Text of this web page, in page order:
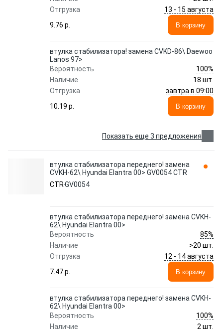
Отгрузка
13 - 15 августа
9.76 p.
В корзину
втулка стабилизатора! замена CVKD-86\ Daewoo
Lanos 97>
Вероятность
100%
Наличие
18 шт.
Отгрузка
завтра в 09:00
10.19 p.
В корзину
Показать еще 3 предложения
втулка стабилизатора переднего! замена
CVKH-62\ Hyundai Elantra 00> GV0054 CTR
CTRGV0054
втулка стабилизатора переднего! замена CVKH-
62\ Hyundai Elantra 00>
Вероятность
85%
Наличие
>20 шт.
Отгрузка
12 - 14 августа
7.47 p.
В корзину
втулка стабилизатора переднего! замена CVKH-
62\ Hyundai Elantra 00>
Вероятность
100%
Наличие
2 шт.